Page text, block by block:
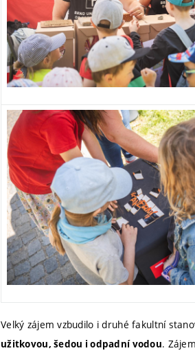
Velký zájem vzbudilo i druhé fakultní
užitkovou, šedou i odpadní vodou.